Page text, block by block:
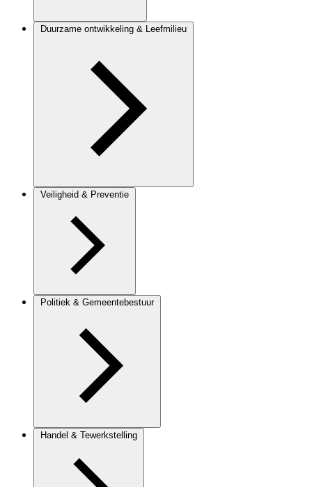
Duurzame ontwikkeling & Leefmilieu
Veiligheid & Preventie
Politiek & Gemeentebestuur
Handel & Tewerkstelling